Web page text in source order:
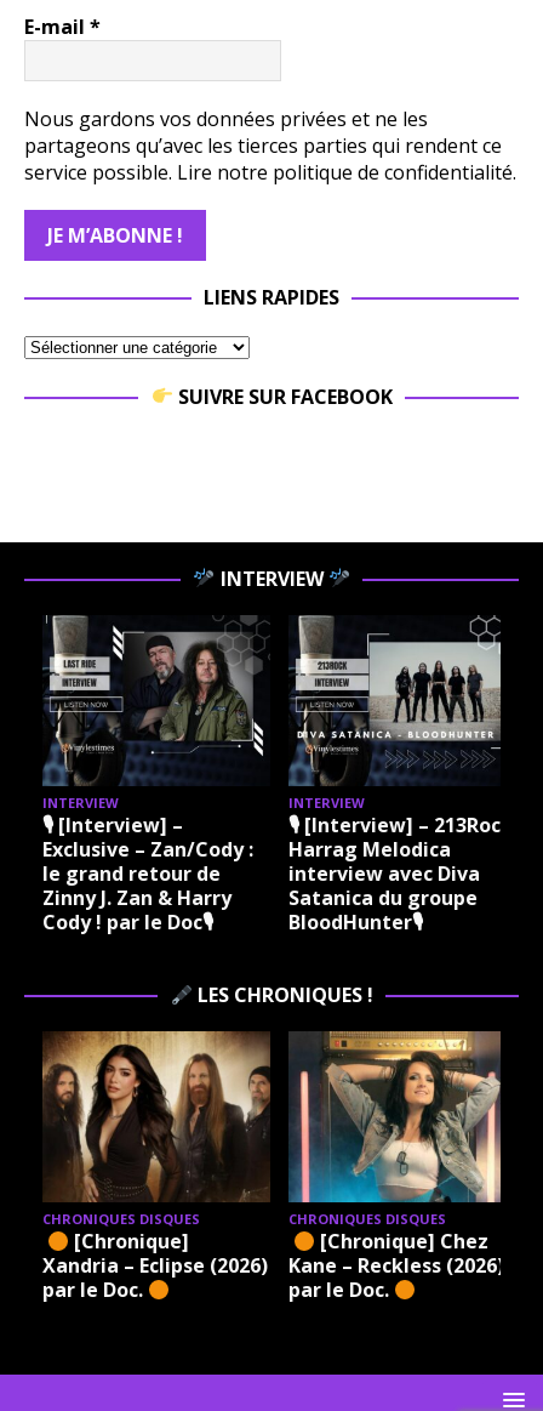
E-mail *
Nous gardons vos données privées et ne les
partageons qu’avec les tierces parties qui rendent ce
service possible. Lire notre politique de confidentialité.
LIENS RAPIDES
SUIVRE SUR FACEBOOK
INTERVIEW
INTERVIEW
🎙 [Interview] –
Exclusive – Zan/Cody :
le grand retour de
Zinny J. Zan & Harry
Cody ! par le Doc🎙
INTERVIEW
🎙 [Interview] – 213Rock
Harrag Melodica
interview avec Diva
Satanica du groupe
BloodHunter🎙
LES CHRONIQUES !
CHRONIQUES DISQUES
[Chronique]
Xandria – Eclipse (2026)
par le Doc.
CHRONIQUES DISQUES
[Chronique] Chez
Kane – Reckless (2026)
par le Doc.